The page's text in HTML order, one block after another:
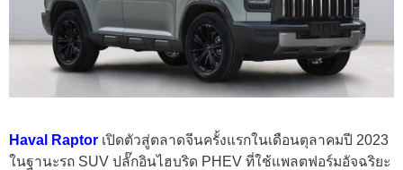
Haval Raptor เปิดตัวสู่ตลาดจีนครั้งแรกในเดือนตุลาคมปี 2023
ในฐานะรถ SUV ปลั๊กอินไฮบริด PHEV ที่ใช้แพลตฟอร์มอัจฉริยะ